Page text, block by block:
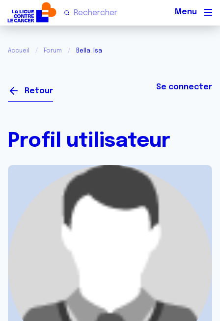
Accueil Forum Bella. Isa
Retour Se connecter
Profil utilisateur